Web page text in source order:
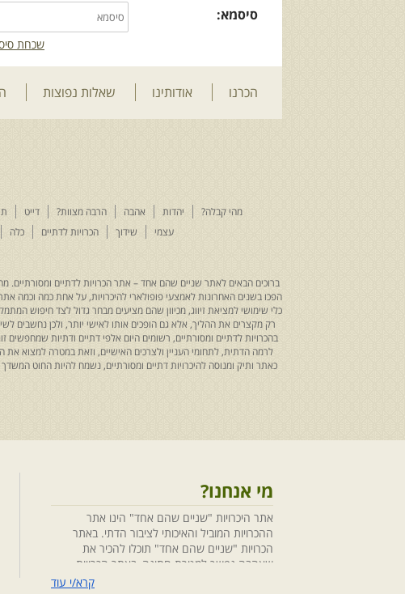
סיסמא:
שכחת
הכרנו אודותינו שאלות נפוצות
מהי קבלה? יהדות אהבה הרבה מצוות? דייט
עצמי
שידוך הכרויות לדתיים כלה
ברוכים הבאים לאתר שניים שהם אחד – אתר הכרויות לדתיים ומסורתיים.
הפכו בשנים האחרונות לאמצעי פופולארי להיכרויות, על אחת כמה וכמה
כלי שימושי למציאת זיווג, מכיוון שהם מציעים מבחר גדול לצד חיפוש
רק מקצרים את ההליך, אלא גם הופכים אותו לאישי יותר, ולכן נחשבים
בהכרויות לדתיים ומסורתיים, רשומים היום אלפי דתיים ודתיות
לרמה הדתית, לתחומי העניין ולצרכים האישיים, וזאת במטרה למצוא
כאתר ותיק ומנוסה להיכרויות דתיים ומסורתיים, נשמח להיות החוט
מי אנחנו?
אתר היכרויות "שניים שהם אחד" הינו אתר
ההכרויות המוביל והאיכותי לציבור הדתי. באתר
הכרויות "שניים שהם אחד" תוכלו להכיר את
שאהבה נפשך למטרת חתונה, באתר הכרויות
"שניים שהם אחד" הושקעו מחשבה ומאמציםקרא/י עוד